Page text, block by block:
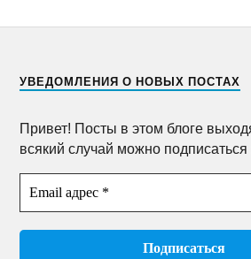
УВЕДОМЛЕНИЯ О НОВЫХ ПОСТАХ
Привет! Посты в этом блоге
всякий случай можно подписаться